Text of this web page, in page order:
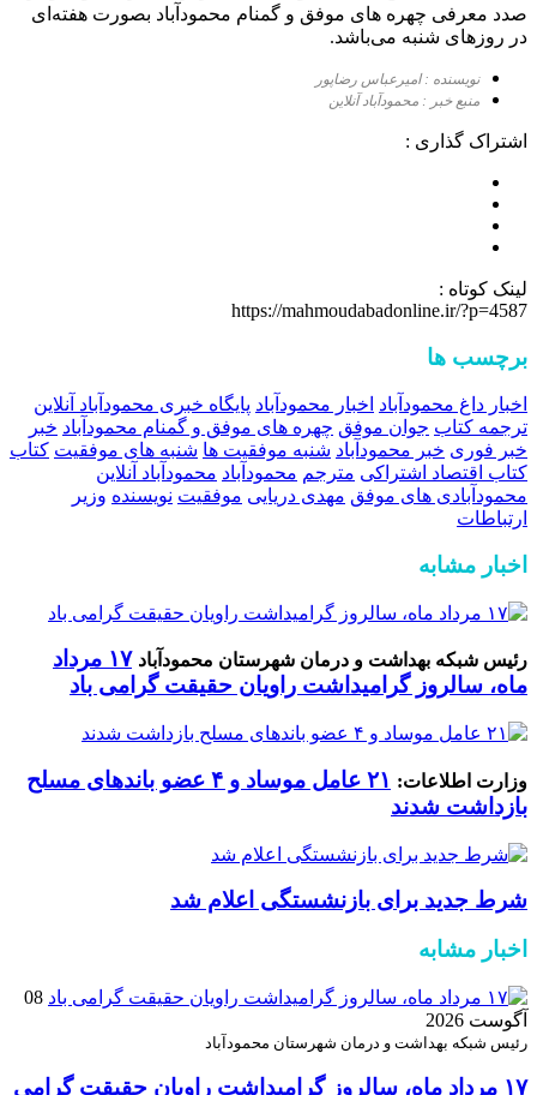
صدد معرفی چهره های موفق و گمنام محمودآباد بصورت هفته‌ای
در روزهای شنبه می‌باشد.
نویسنده : امیرعباس رضاپور
منبع خبر : محمودآباد آنلاین
اشتراک گذاری :
لینک کوتاه :
https://mahmoudabadonline.ir/?p=4587
برچسب ها
اخبار داغ محمودآباد اخبار محمودآباد پایگاه خبری محمودآباد آنلاین
ترجمه کتاب جوان موفق چهره های موفق و گمنام محمودآباد خبر
خبر فوری خبر محمودآباد شنبه موفقیت ها شنبه های موفقیت کتاب
کتاب اقتصاد اشتراکی مترجم محمودآباد محمودآباد آنلاین
محمودآبادی های موفق مهدی دریایی موفقیت نویسنده وزیر
ارتباطات
اخبار مشابه
رئیس شبکه بهداشت و درمان شهرستان محمودآباد
۱۷ مرداد
ماه، سالروز گرامیداشت راویان حقیقت گرامی باد
وزارت اطلاعات:
۲۱ عامل موساد و ۴ عضو باند‌های مسلح
بازداشت شدند
شرط جدید برای بازنشستگی اعلام شد
اخبار مشابه
08
آگوست 2026
رئیس شبکه بهداشت و درمان شهرستان محمودآباد
۱۷ مرداد ماه، سالروز گرامیداشت راویان حقیقت گرامی